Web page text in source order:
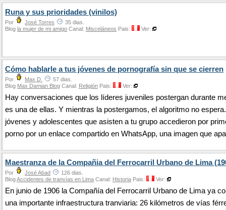
Runa y sus prioridades (vinilos)
Por José Torres
35 dias.
Blog la mujer de mi amigo Canal: Misceláneos Pais: Ver:
Cómo hablarle a tus jóvenes de pornografía sin que se cierren
Por Max D.
57 dias.
Blog Max Damian Blog Canal: Religión Pais: Ver:
Hay conversaciones que los líderes juveniles postergan durante
es una de ellas. Y mientras la postergamos, el algoritmo no
jóvenes y adolescentes que asisten a tu grupo accedieron por
porno por un enlace compartido en WhatsApp, una imagen que
Maestranza de la Compañia del Ferrocarril Urbano de Lima
Por José Abad
126 dias.
BlogAccidentes de tranvías en Lima Canal: Historia Pais: Ver:
En junio de 1906 la Compañía del Ferrocarril Urbano de Lima ya
una importante infraestructura tranviaria: 26 kilómetros de vías